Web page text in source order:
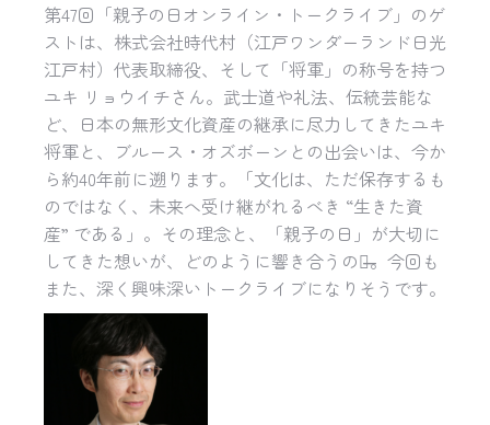
第47回「親子の日オンライン・トークライブ」のゲ
ストは、株式会社時代村（江戸ワンダーランド日光
江戸村）代表取締役、そして「将軍」の称号を持つ
ユキ リョウイチさん。武士道や礼法、伝統芸能な
ど、日本の無形文化資産の継承に尽力してきたユキ
将軍と、ブルース・オズボーンとの出会いは、今か
ら約40年前に遡ります。「文化は、ただ保存するも
のではなく、未来へ受け継がれるべき “生きた資
産” である」。その理念と、「親子の日」が大切に
してきた想いが、どのように響き合うのか̶̶。今回も
また、深く興味深いトークライブになりそうです。